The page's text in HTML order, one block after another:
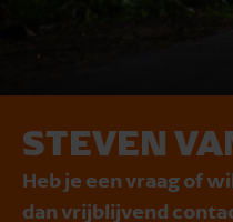
STEVEN
Heb je een vraag of
dan vrijblijvend